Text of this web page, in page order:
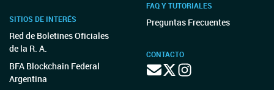
SITIOS DE INTERÉS
Red de Boletines Oficiales
de la R. A.
BFA Blockchain Federal
Argentina
FAQ Y TUTORIALES
Preguntas Frecuentes
CONTACTO